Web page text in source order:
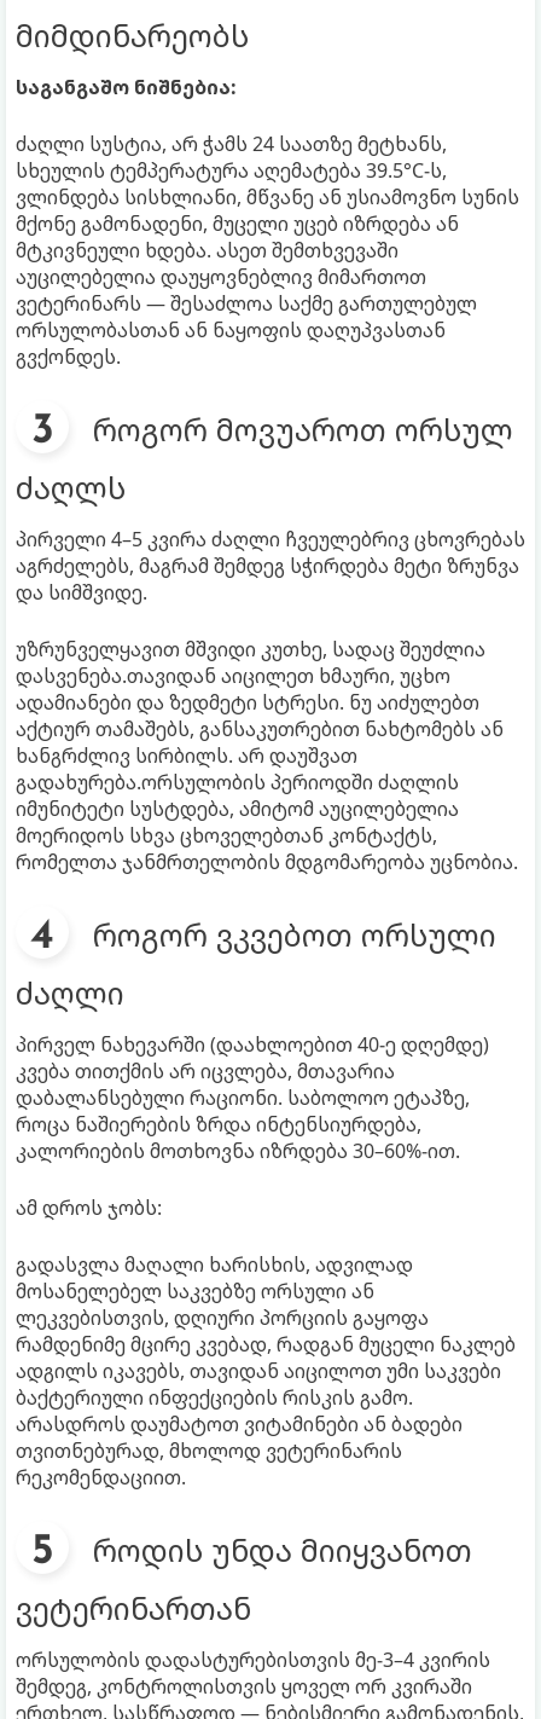
მიმდინარეობს
საგანგაშო ნიშნებია:
ძაღლი სუსტია, არ ჭამს 24 საათზე მეტხანს,
სხეულის ტემპერატურა აღემატება 39.5°C-ს,
ვლინდება სისხლიანი, მწვანე ან უსიამოვნო სუნის
მქონე გამონადენი, მუცელი უცებ იზრდება ან
მტკივნეული ხდება. ასეთ შემთხვევაში
აუცილებელია დაუყოვნებლივ მიმართოთ
ვეტერინარს — შესაძლოა საქმე გართულებულ
ორსულობასთან ან ნაყოფის დაღუპვასთან
გვქონდეს.
როგორ მოვუაროთ ორსულ
ძაღლს
პირველი 4–5 კვირა ძაღლი ჩვეულებრივ ცხოვრებას
აგრძელებს, მაგრამ შემდეგ სჭირდება მეტი ზრუნვა
და სიმშვიდე.
უზრუნველყავით მშვიდი კუთხე, სადაც შეუძლია
დასვენება.თავიდან აიცილეთ ხმაური, უცხო
ადამიანები და ზედმეტი სტრესი. ნუ აიძულებთ
აქტიურ თამაშებს, განსაკუთრებით ნახტომებს ან
ხანგრძლივ სირბილს. არ დაუშვათ
გადახურება.ორსულობის პერიოდში ძაღლის
იმუნიტეტი სუსტდება, ამიტომ აუცილებელია
მოერიდოს სხვა ცხოველებთან კონტაქტს,
რომელთა ჯანმრთელობის მდგომარეობა უცნობია.
როგორ ვკვებოთ ორსული
ძაღლი
პირველ ნახევარში (დაახლოებით 40-ე დღემდე)
კვება თითქმის არ იცვლება, მთავარია
დაბალანსებული რაციონი. საბოლოო ეტაპზე,
როცა ნაშიერების ზრდა ინტენსიურდება,
კალორიების მოთხოვნა იზრდება 30–60%-ით.
ამ დროს ჯობს:
გადასვლა მაღალი ხარისხის, ადვილად
მოსანელებელ საკვებზე ორსული ან
ლეკვებისთვის, დღიური პორციის გაყოფა
რამდენიმე მცირე კვებად, რადგან მუცელი ნაკლებ
ადგილს იკავებს, თავიდან აიცილოთ უმი საკვები
ბაქტერიული ინფექციების რისკის გამო.
არასდროს დაუმატოთ ვიტამინები ან ბადები
თვითნებურად, მხოლოდ ვეტერინარის
რეკომენდაციით.
როდის უნდა მიიყვანოთ
ვეტერინართან
ორსულობის დადასტურებისთვის მე-3–4 კვირის
შემდეგ, კონტროლისთვის ყოველ ორ კვირაში
ერთხელ, სასწრაფოდ — ნებისმიერი გამონადენის,